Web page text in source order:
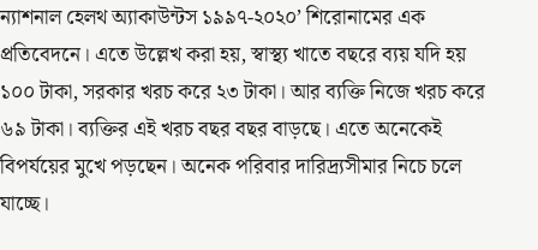
ন্যাশনাল হেলথ অ্যাকাউন্টস ১৯৯৭-২০২০’ শিরোনামের এক
প্রতিবেদনে। এতে উল্লেখ করা হয়, স্বাস্থ্য খাতে বছরে ব্যয় যদি হয়
১০০ টাকা, সরকার খরচ করে ২৩ টাকা। আর ব্যক্তি নিজে খরচ করে
৬৯ টাকা। ব্যক্তির এই খরচ বছর বছর বাড়ছে। এতে অনেকেই
বিপর্যয়ের মুখে পড়ছেন। অনেক পরিবার দারিদ্র্যসীমার নিচে চলে
যাচ্ছে।